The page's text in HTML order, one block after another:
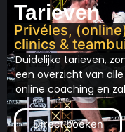
Tarieven
Privéles,
clinics &
Duidelijke tarieven,
een overzicht van
online coaching en
Direct boeken